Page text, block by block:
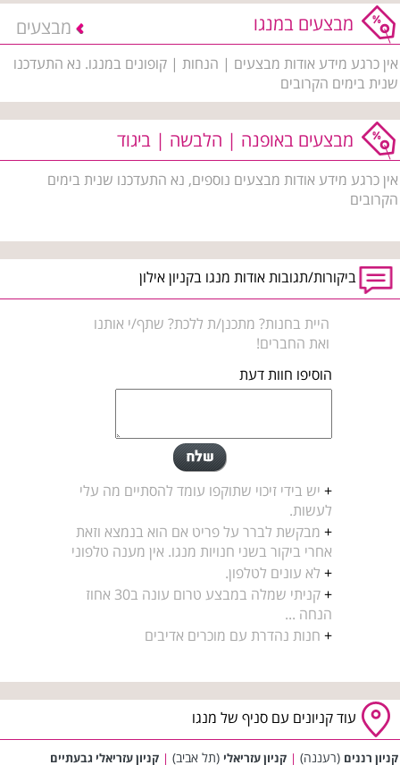
מבצעים במנגו מבצעים
אין כרגע מידע אודות מבצעים | הנחות | קופונים במנגו. נא התעדכנו
שנית בימים הקרובים
מבצעים באופנה | הלבשה | ביגוד
אין כרגע מידע אודות מבצעים נוספים, נא התעדכנו שנית בימים
הקרובים
ביקורות/תגובות אודות מנגו בקניון אילון
היית בחנות? מתכנן/ת ללכת? שתף/י אותנו
ואת החברים!
הוסיפו חוות דעת
+ יש בידי זיכוי שתוקפו עומד להסתיים מה עלי
לעשות.
+ מבקשת לברר על פריט אם הוא בנמצא וזאת
אחרי ביקור בשני חנויות מנגו. אין מענה טלפוני
+ לא עונים לטלפון.
+
קניתי שמלה במבצע טרום עונה ב30 אחוז
הנחה ...
+ חנות נהדרת עם מוכרים אדיבים
עוד קניונים עם סניף של מנגו
קניון רננים (רעננה) | קניון עזריאלי (תל אביב) | קניון עזריאלי גבעתיים